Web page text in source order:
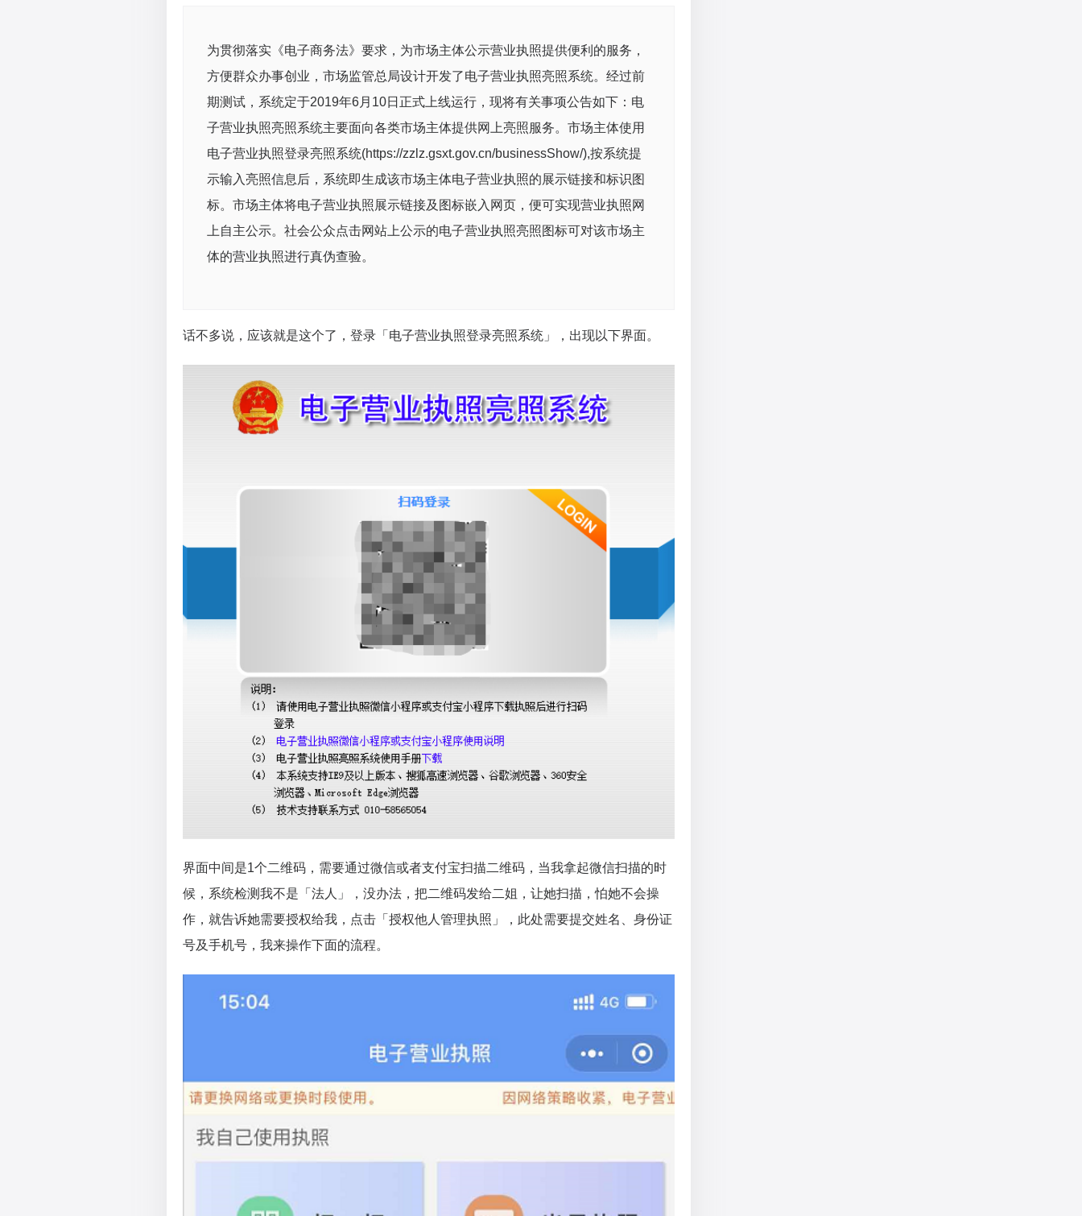
为贯彻落实《电子商务法》要求，为市场主体公示营业执照提供便利的服务，
方便群众办事创业，市场监管总局设计开发了电子营业执照亮照系统。经过前
期测试，系统定于2019年6月10日正式上线运行，现将有关事项公告如下：电
子营业执照亮照系统主要面向各类市场主体提供网上亮照服务。市场主体使用
电子营业执照登录亮照系统(https://zzlz.gsxt.gov.cn/businessShow/),按系统提
示输入亮照信息后，系统即生成该市场主体电子营业执照的展示链接和标识图
标。市场主体将电子营业执照展示链接及图标嵌入网页，便可实现营业执照网
上自主公示。社会公众点击网站上公示的电子营业执照亮照图标可对该市场主
体的营业执照进行真伪查验。
话不多说，应该就是这个了，登录「电子营业执照登录亮照系统」，出现以下界面。
界面中间是1个二维码，需要通过微信或者支付宝扫描二维码，当我拿起微信扫描的时
候，系统检测我不是「法人」，没办法，把二维码发给二姐，让她扫描，怕她不会操
作，就告诉她需要授权给我，点击「授权他人管理执照」，此处需要提交姓名、身份证
号及手机号，我来操作下面的流程。